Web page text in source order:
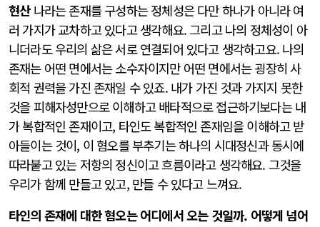
현산나라는 존재를 구성하는 정체성은 다만 하나가 아니라 여
러 가지가 교차하고 있다고 생각해요. 그리고 나의 정체성이 아
니더라도 우리의 삶은 서로 연결되어 있다고 생각하고요. 나의
존재는 어떤 면에서는 소수자이지만 어떤 면에서는 굉장히 사
회적 권력을 가진 존재일 수 있죠. 내가 가진 것과 가지지 못한
것을 피해자성만으로 이해하고 배타적으로 접근하기보다는 내
가 복합적인 존재이고, 타인도 복합적인 존재임을 이해하고 받
아들이는 것이, 이 혐오를 부추기는 하나의 시대정신과 동시에
따라붙고 있는 저항의 정신이고 흐름이라고 생각해요. 그것을
우리가 함께 만들고 있고, 만들 수 있다고 느껴요.
타인의 존재에 대한 혐오는 어디에서 오는 것일까. 어떻게 넘어